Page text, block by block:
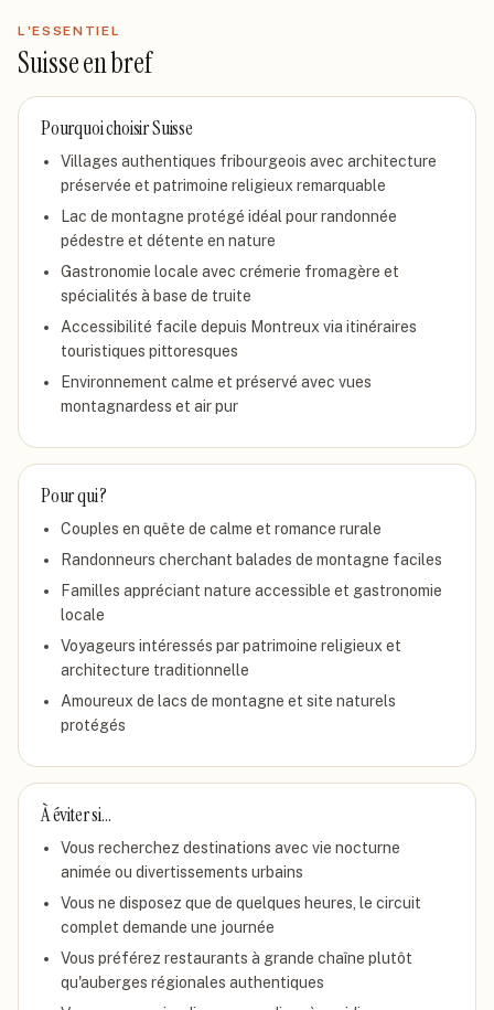
L'ESSENTIEL
Suisseen bref
Pourquoi choisirSuisse
Villages authentiques fribourgeois avec architecture
préservée et patrimoine religieux remarquable
Lac de montagne protégé idéal pour randonnée
pédestre et détente en nature
Gastronomie locale avec crémerie fromagère et
spécialités à base de truite
Accessibilité facile depuis Montreux via itinéraires
touristiques pittoresques
Environnement calme et préservé avec vues
montagnardess et air pur
Pour qui ?
Couples en quête de calme et romance rurale
Randonneurs cherchant balades de montagne faciles
Familles appréciant nature accessible et gastronomie
locale
Voyageurs intéressés par patrimoine religieux et
architecture traditionnelle
Amoureux de lacs de montagne et site naturels
protégés
À éviter si…
Vous recherchez destinations avec vie nocturne
animée ou divertissements urbains
Vous ne disposez que de quelques heures, le circuit
complet demande une journée
Vous préférez restaurants à grande chaîne plutôt
qu'auberges régionales authentiques